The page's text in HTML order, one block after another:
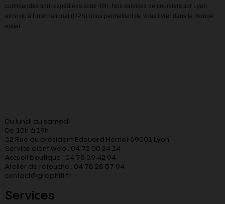
commandes sont expédiées sous 48h. Nos services de coursiers sur Lyon
ainsi qu'à l'international (UPS) nous permettent de vous livrer dans le monde
entier.
Du lundi au samedi
De 10h à 19h
32 Rue du président Edouard Herriot 69001 Lyon
Service client web : 04 72 00 24 14
Accueil boutique : 04 78 39 42 94
Atelier de retouche : 04 78 28 57 94
contact@graphiti.fr
Services